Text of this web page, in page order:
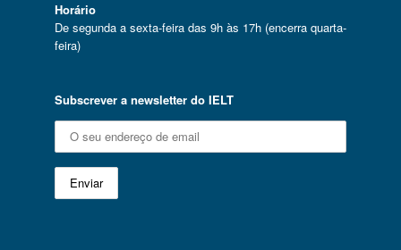
Horário
De segunda a sexta-feira das 9h às 17h (encerra quarta-
feira)
Subscrever a newsletter do IELT